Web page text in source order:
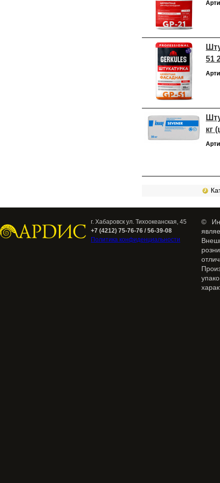
51
кг
г. Хабаровск ул. Тихоокеанская, 45
+7 (4212) 75-76-76 / 56-39-08
Политика конфиденциальности
©